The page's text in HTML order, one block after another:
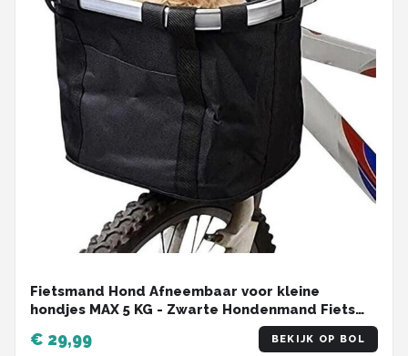
Fietsmand Hond Afneembaar voor kleine
hondjes MAX 5 KG - Zwarte Hondenmand Fiets
Voorop - Mand Accessoires & Reflectiestrip -
Hoge Kwaliteit
€ 29,99 BEKIJK OP BOL